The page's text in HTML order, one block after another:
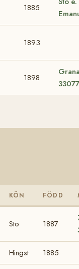
1885
1893
1898
KÖN FÖDD
Sto 1887
Hingst 1885